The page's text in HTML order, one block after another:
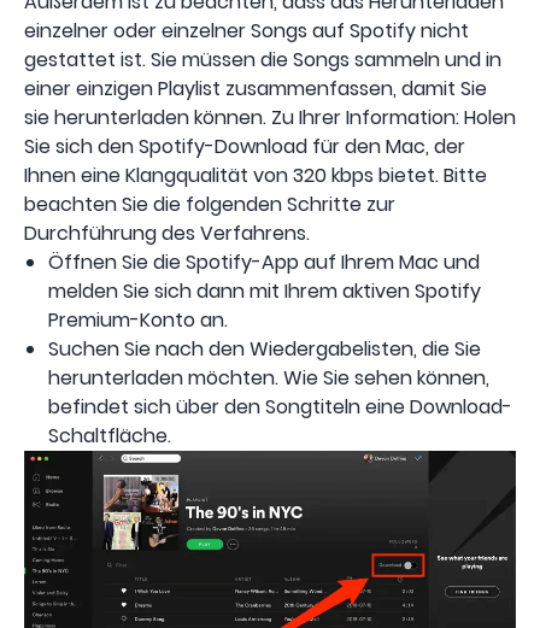
einzelner oder einzelner Songs auf Spotify nicht
gestattet ist. Sie müssen die Songs sammeln und in
einer einzigen Playlist zusammenfassen, damit Sie
sie herunterladen können. Zu Ihrer Information: Holen
Sie sich den Spotify-Download für den Mac, der
Ihnen eine Klangqualität von 320 kbps bietet. Bitte
beachten Sie die folgenden Schritte zur
Durchführung des Verfahrens.
Öffnen Sie die Spotify-App auf Ihrem Mac und
melden Sie sich dann mit Ihrem aktiven Spotify
Premium-Konto an.
Suchen Sie nach den Wiedergabelisten, die Sie
herunterladen möchten. Wie Sie sehen können,
befindet sich über den Songtiteln eine Download-
Schaltfläche.